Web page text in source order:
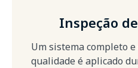
Inspeção
Um sistema completo
qualidade é aplicado